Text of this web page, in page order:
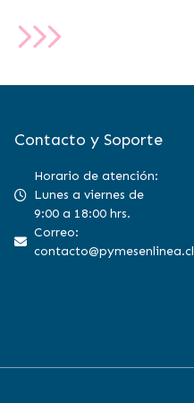
Contacto y Soporte
Horario de atención:
Lunes a viernes de
9:00 a 18:00 hrs.
Correo:
contacto@pymesenlinea.cl